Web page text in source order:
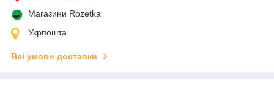
Магазини Rozetka
Укрпошта
Всі умови доставки